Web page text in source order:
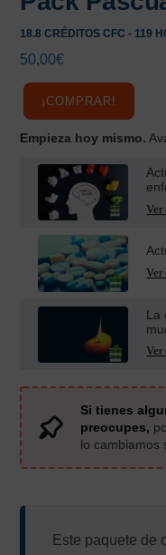
18.8 CRÉDITOS CFC - 119
50,00€
Empieza hoy mismo.
La
¡COMPRAR!
Si tienes
preocupes,
lo cambiamos
Este paquete de